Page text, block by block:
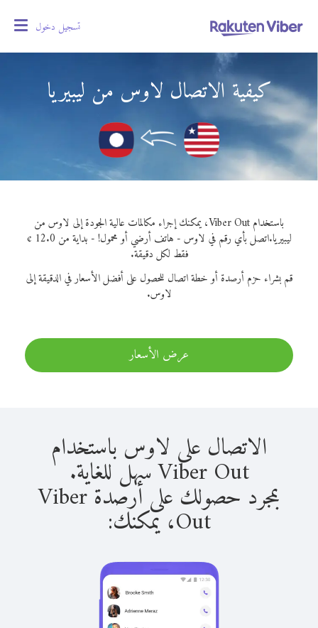
تسجيل دخول
كيفية الاتصال لاوس من ليبيريا
باستخدام Viber Out، يمكنك إجراء مكالمات عالية الجودة إلى لاوس من
ليبيريا.
اتصل بأي رقم في لاوس - هاتف أرضي أو محمول! - بداية من 12.0 ¢
فقط لكل دقيقة.
قم بشراء حزم أرصدة أو خطة اتصال للحصول على أفضل الأسعار في الدقيقة إلى
لاوس.
عرض الأسعار
الاتصال على لاوس باستخدام
Viber Out سهل للغاية.
بمجرد حصولك على أرصدة Viber
Out، يمكنك: